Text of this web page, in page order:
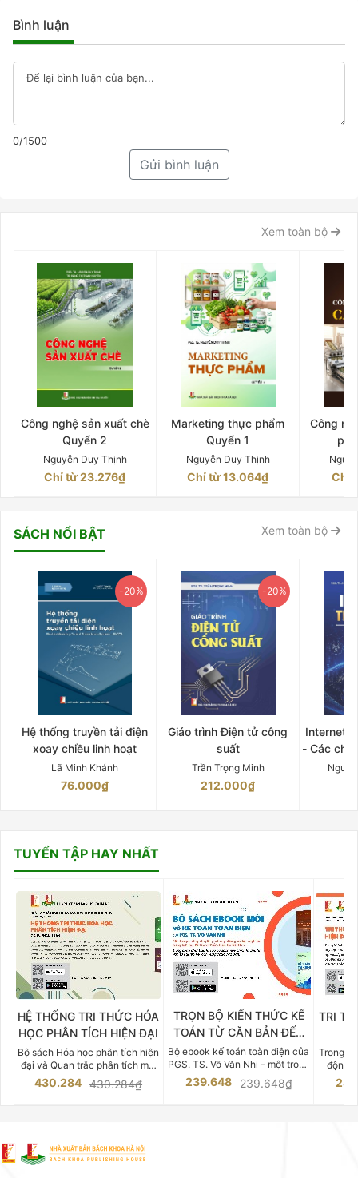
Bình luận
0/1500
Gửi bình luận
Xem toàn bộ
Công nghệ sản xuất chè
Quyển 2
Nguyễn Duy Thịnh
Chỉ từ 23.276₫
Marketing thực phẩm
Quyển 1
Nguyễn Duy Thịnh
Chỉ từ 13.064₫
Công
Chỉ
SÁCH NỔI BẬT Xem toàn bộ
-20%
Hệ thống truyền tải điện
xoay chiều linh hoạt
Lã Minh Khánh
76.000₫
-20%
Giáo trình Điện tử công
suất
Trần Trọng Minh
212.000₫
Internet
- Các
TUYỂN TẬP HAY NHẤT
HỆ THỐNG TRI THỨC HÓA
HỌC PHÂN TÍCH HIỆN ĐẠI
Bộ sách Hóa học phân tích hiện
đại và Quan trắc phân tích môi
trường của Cố Giáo sư, Tiến sĩ
Phạm Luận là một trong những
vực Hóa học phân tích tại Việt
Nam hiện nay. Bộ sách mang
đến một hệ thống tri thức hoàn
430.284 430.284₫
TRỌN BỘ KIẾN THỨC KẾ
TOÁN TỪ CĂN BẢN ĐẾN
CHUYÊN SÂU
Bộ ebook kế toán toàn diện của
PGS. TS. Võ Văn Nhị – một trong
những chuyên gia hàng đầu,
giàu kinh nghiệm trong lĩnh vực
239.648 239.648₫
TRI
Trong
động
việc
tế và